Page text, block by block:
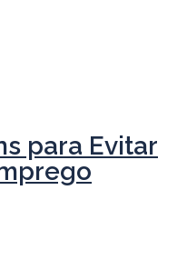
para Evitar